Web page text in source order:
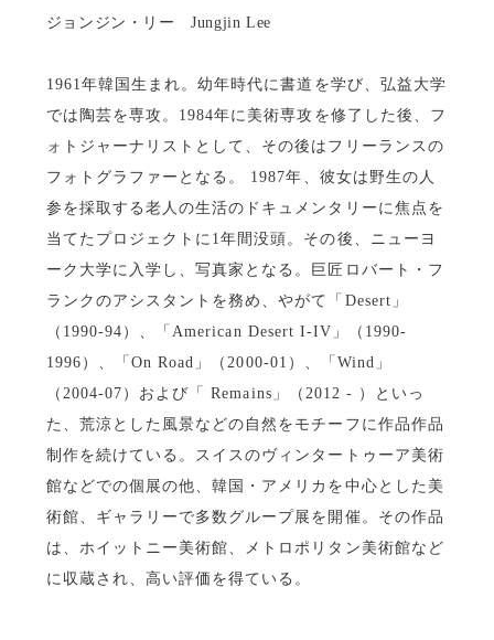
ジョンジン・リー Jungjin Lee
1961年韓国生まれ。幼年時代に書道を学び、弘益大学
では陶芸を専攻。1984年に美術専攻を修了した後、フ
ォトジャーナリストとして、その後はフリーランスの
フォトグラファーとなる。 1987年、彼女は野生の人
参を採取する老人の生活のドキュメンタリーに焦点を
当てたプロジェクトに1年間没頭。その後、ニューヨ
ーク大学に入学し、写真家となる。巨匠ロバート・フ
ランクのアシスタントを務め、やがて「Desert」
（1990-94）、「American Desert I-IV」（1990-
1996）、「On Road」（2000-01）、「Wind」
（2004-07）および「 Remains」（2012 - ）といっ
た、荒涼とした風景などの自然をモチーフに作品作品
制作を続けている。スイスのヴィンタートゥーア美術
館などでの個展の他、韓国・アメリカを中心とした美
術館、ギャラリーで多数グループ展を開催。その作品
は、ホイットニー美術館、メトロポリタン美術館など
に収蔵され、高い評価を得ている。